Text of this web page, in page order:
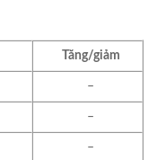
Tăng/giảm
–
–
–